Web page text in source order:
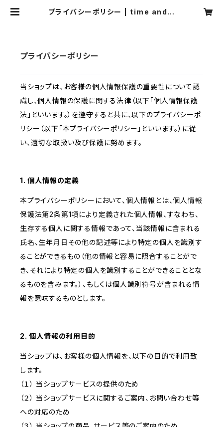
プライバシーポリシー | time and s
プライバシーポリシー
当ショップは、お客様の個人情報保護の重要性について認
識し、個人情報の保護に関する法律（以下「個人情報保護
法」といいます。）を遵守すると共に、以下のプライバシーポ
リシー（以下「本プライバシーポリシー」といいます。）に従
い、適切な取扱い及び保護に努めます。
1. 個人情報の定義
本プライバシーポリシーにおいて、個人情報とは、個人情報
保護法第2条第1項により定義された個人情報、すなわち、
生存する個人に関する情報であって、当該情報に含まれる
氏名、生年月日その他の記述等により特定の個人を識別す
ることができるもの（他の情報と容易に照合することがで
き、それにより特定の個人を識別することができることとな
るものを含みます。）、もしくは個人識別符号が含まれる情
報を意味するものとします。
2. 個人情報の利用目的
当ショップは、お客様の個人情報を、以下の目的で利用致
します。
（１） 当ショップサービスの提供のため
（２） 当ショップサービスに関するご案内、お問い合わせ等
への対応のため